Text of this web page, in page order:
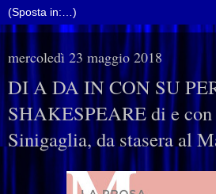
mercoledì 23 maggio 2018
DI A DA IN CON SU
SHAKESPEARE di e con
Sinigaglia, da stasera al